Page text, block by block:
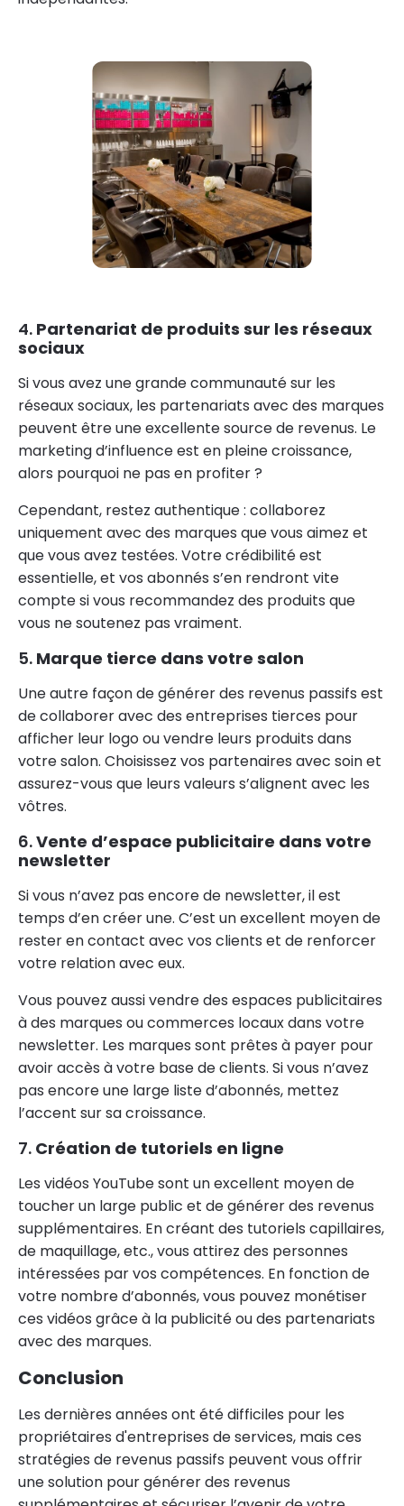
4. Partenariat de produits sur les réseaux
sociaux
Si vous avez une grande communauté sur les
réseaux sociaux, les partenariats avec des marques
peuvent être une excellente source de revenus. Le
marketing d’influence est en pleine croissance,
alors pourquoi ne pas en profiter ?
Cependant, restez authentique : collaborez
uniquement avec des marques que vous aimez et
que vous avez testées. Votre crédibilité est
essentielle, et vos abonnés s’en rendront vite
compte si vous recommandez des produits que
vous ne soutenez pas vraiment.
5. Marque tierce dans votre salon
Une autre façon de générer des revenus passifs est
de collaborer avec des entreprises tierces pour
afficher leur logo ou vendre leurs produits dans
votre salon. Choisissez vos partenaires avec soin et
assurez-vous que leurs valeurs s’alignent avec les
vôtres.
6.Vente d’espace publicitaire dans votre
newsletter
Si vous n’avez pas encore de newsletter, il est
temps d’en créer une. C’est un excellent moyen de
rester en contact avec vos clients et de renforcer
votre relation avec eux.
Vous pouvez aussi vendre des espaces publicitaires
à des marques ou commerces locaux dans votre
newsletter. Les marques sont prêtes à payer pour
avoir accès à votre base de clients. Si vous n’avez
pas encore une large liste d’abonnés, mettez
l’accent sur sa croissance.
7. Création de tutoriels en ligne
Les vidéos YouTube sont un excellent moyen de
toucher un large public et de générer des revenus
supplémentaires. En créant des tutoriels capillaires,
de maquillage, etc., vous attirez des personnes
intéressées par vos compétences. En fonction de
votre nombre d’abonnés, vous pouvez monétiser
ces vidéos grâce à la publicité ou des partenariats
avec des marques.
Conclusion
Les dernières années ont été difficiles pour les
propriétaires d'entreprises de services, mais ces
stratégies de revenus passifs peuvent vous offrir
une solution pour générer des revenus